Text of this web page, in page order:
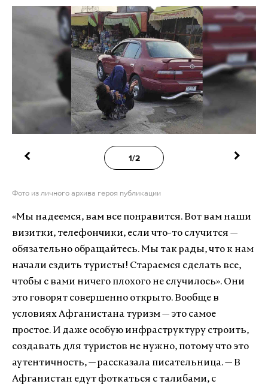
1/2
Фото из личного архива героя публикации
«Мы надеемся, вам все понравится. Вот вам наши
визитки, телефончики, если что-то случится —
обязательно обращайтесь. Мы так рады, что к нам
начали ездить туристы! Стараемся сделать все,
чтобы с вами ничего плохого не случилось». Они
это говорят совершенно открыто. Вообще в
условиях Афганистана туризм — это самое
простое. И даже особую инфраструктуру строить,
создавать для туристов не нужно, потому что это
аутентичность, — рассказала писательница. — В
Афганистан едут фоткаться с талибами, с